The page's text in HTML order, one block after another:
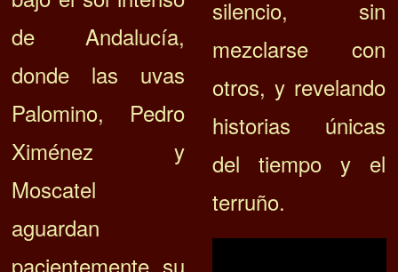
de Andalucía,
donde las uvas
Palomino, Pedro
Ximénez y
Moscatel
aguardan
pacientemente su
silencio, sin
mezclarse con
otros, y revelando
historias únicas
del tiempo y el
terruño.